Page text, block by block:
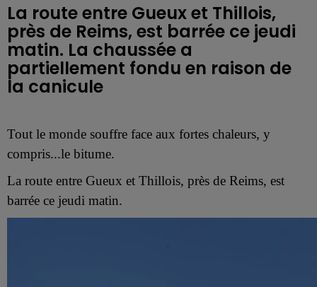
La route entre Gueux et Thillois,
près de Reims, est barrée ce jeudi
matin. La chaussée a
partiellement fondu en raison de
la canicule
Tout le monde souffre face aux fortes chaleurs, y
compris...le bitume.
La route entre Gueux et Thillois, près de Reims, est
barrée ce jeudi matin.